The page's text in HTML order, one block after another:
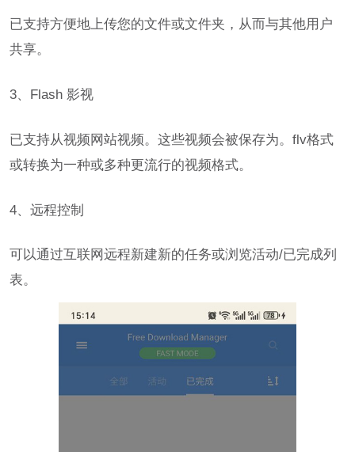
已支持方便地上传您的文件或文件夹，从而与其他用户
共享。
3、Flash 影视
已支持从视频网站视频。这些视频会被保存为。flv格式
或转换为一种或多种更流行的视频格式。
4、远程控制
可以通过互联网远程新建新的任务或浏览活动/已完成列
表。